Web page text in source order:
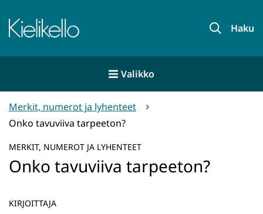
sisältöön
Etusivu Haku
Valikko
Merkit, numerot ja lyhenteet
Onko tavuviiva tarpeeton?
MERKIT, NUMEROT JA LYHENTEET
Onko tavuviiva tarpeeton?
KIRJOITTAJA